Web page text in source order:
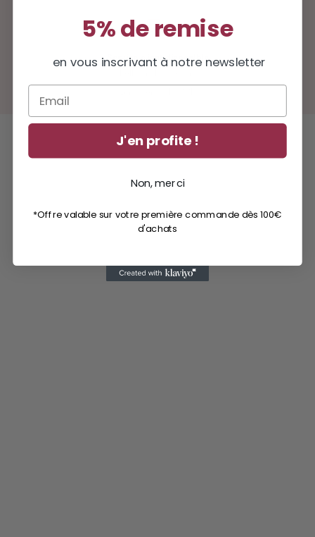
Service client disponible
5% de remise
en vous inscrivant à notre newsletter
J'en profite !
Non, merci
*Offre valable sur votre première commande dès 100€
d'achats